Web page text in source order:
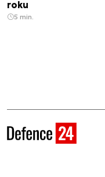
roku
5 min.